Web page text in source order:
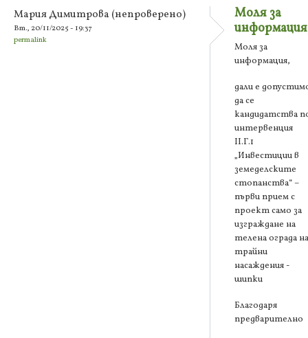
Мария Димитрова (непроверено)
Вт., 20/11/2025 - 19:37
permalink
Моля за
Моля за
информация,
дали е
да се
кандидатства
интервенция
ІІ.Г.1
„Инвестиции в
земеделските
стопанства“ –
първи прием с
проект само за
изграждане на
телена ограда на
трайни
насаждения -
шипки
Благодаря
предварително